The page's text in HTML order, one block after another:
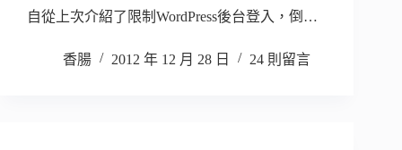
自從上次介紹了限制WordPress後台登入，倒…
香腸 2012 年 12 月 28 日 24 則留言